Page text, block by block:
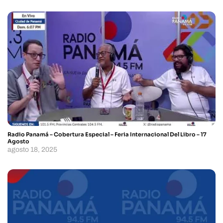
Radio Panamá – Cobertura Especial – Feria Internacional Del Libro – 17
Agosto
agosto 18, 2025